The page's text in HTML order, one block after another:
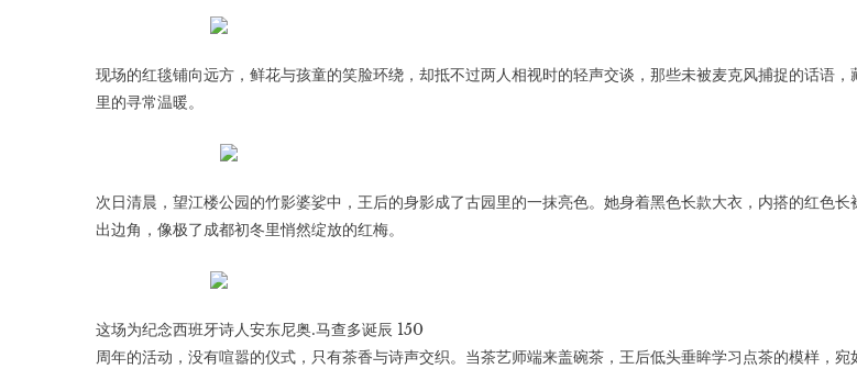
现场的红毯铺向远方，鲜花与孩童的笑脸环绕，却抵不过两人相视时的轻声交谈，那些未被麦克风捕捉的话语，
里的寻常温暖。
次日清晨，望江楼公园的竹影婆娑中，王后的身影成了古园里的一抹亮色。她身着黑色长款大衣，内搭的红色长
出边角，像极了成都初冬里悄然绽放的红梅。
这场为纪念西班牙诗人安东尼奥.马查多诞辰 150
周年的活动，没有喧嚣的仪式，只有茶香与诗声交织。当茶艺师端来盖碗茶，王后低头垂眸学习点茶的模样，宛